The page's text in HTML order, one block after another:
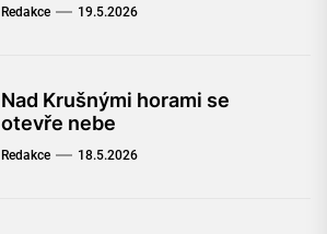
Redakce 19.5.2026
Nad Krušnými horami se
otevře nebe
Redakce 18.5.2026